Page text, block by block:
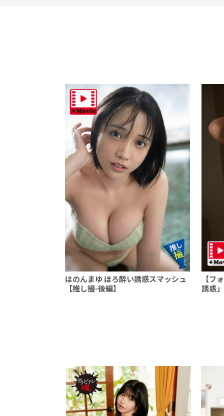
はのんまゆ ほろ酔い誘惑スマッシュ
【推し撮-後編】
【フ
誘惑